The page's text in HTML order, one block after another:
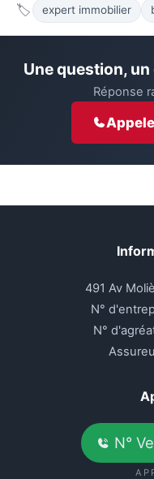
🏷 expert immobilier
Une question, un
Réponse
491 Av
N°
N°
N°